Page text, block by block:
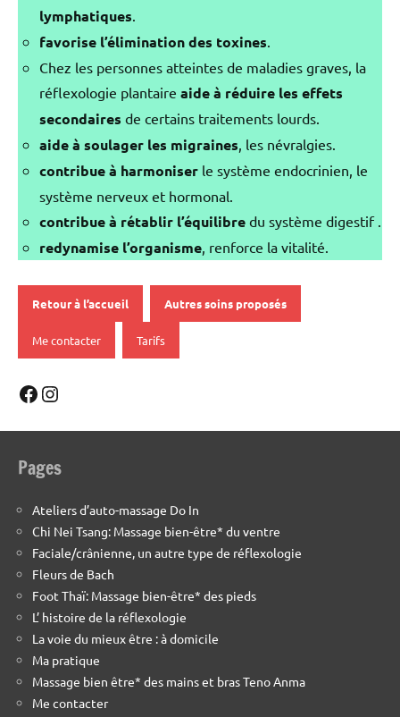
lymphatiques
favorise l’élimination des toxines
Chez les personnes atteintes de maladies graves, la
réflexologie plantaire aide à réduire les effets
secondaires de certains traitements lourds.
aide à soulager les migraines , les névralgies.
contribue à harmoniser le système endocrinien, le
système nerveux et hormonal.
contribue à rétablir l’équilibre du système digestif .
redynamise l’organisme , renforce la vitalité.
Retour à l’accueil Autres soins proposés
Me contacter Tarifs
Facebook
Instagram
Pages
Ateliers d’auto-massage Do In
Chi Nei Tsang: Massage bien-être* du ventre
Faciale/crânienne, un autre type de réflexologie
Fleurs de Bach
Foot Thaï: Massage bien-être* des pieds
L’ histoire de la réflexologie
La voie du mieux être : à domicile
Ma pratique
Massage bien être* des mains et bras Teno Anma
Me contacter